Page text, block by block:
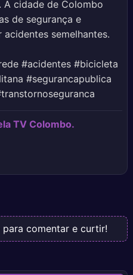
A cidade de Colombo
de segurança e
semelhantes.
#acidentes #bicicleta
#segurancapublica
TV Colombo.
para comentar e curtir!